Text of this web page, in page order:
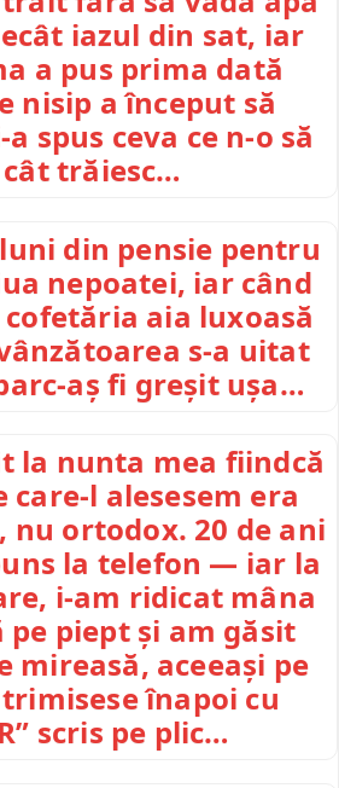
iazul din sat, iar
a pus prima dată
nisip a început să
spus ceva ce n-o să
trăiesc…
din pensie pentru
nepoatei, iar când
aia luxoasă
s-a uitat
aș fi greșit ușa…
la nunta mea fiindcă
care-l alesesem era
nu ortodox. 20 de ani
la telefon — iar la
i-am ridicat mâna
piept și am găsit
mireasă, aceeași pe
înapoi cu
scris pe plic…